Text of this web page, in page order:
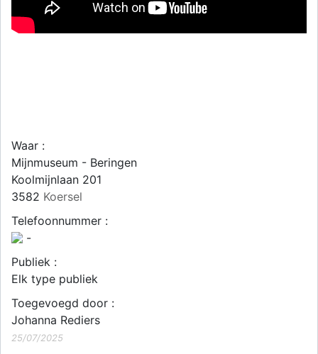
Waar :
Mijnmuseum - Beringen
Koolmijnlaan 201
3582 Koersel
Telefoonnummer :
-
Publiek :
Elk type publiek
Toegevoegd door :
Johanna Rediers
25/07/2025